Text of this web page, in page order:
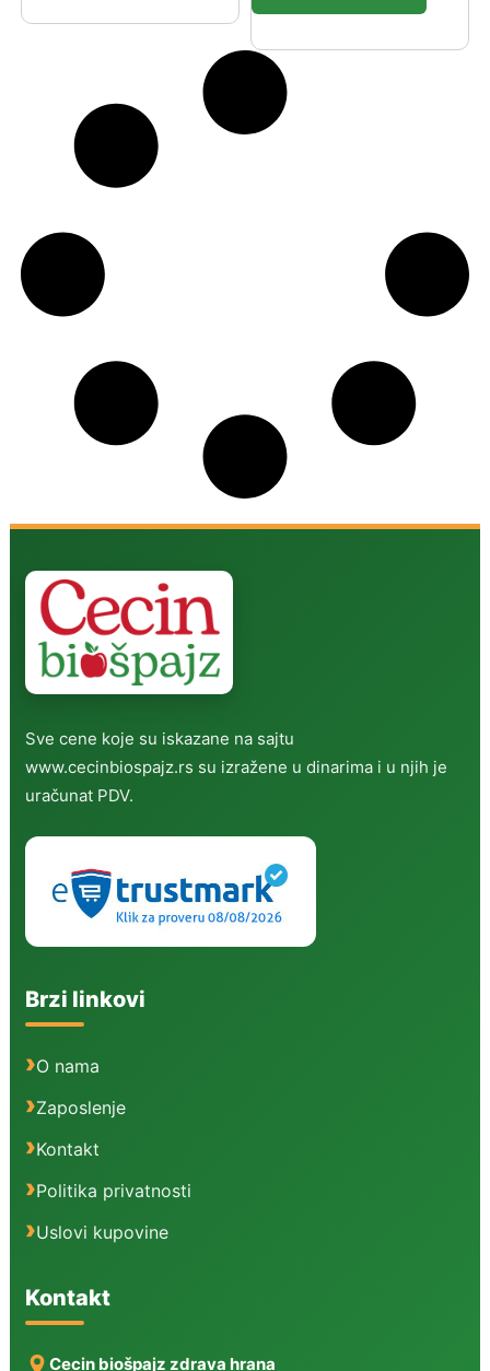
Sve cene koje su iskazane na sajtu
www.cecinbiospajz.rs su izražene u dinarima i u njih je
uračunat PDV.
Brzi linkovi
O nama
Zaposlenje
Kontakt
Politika privatnosti
Uslovi kupovine
Kontakt
Cecin biošpajz zdrava hrana